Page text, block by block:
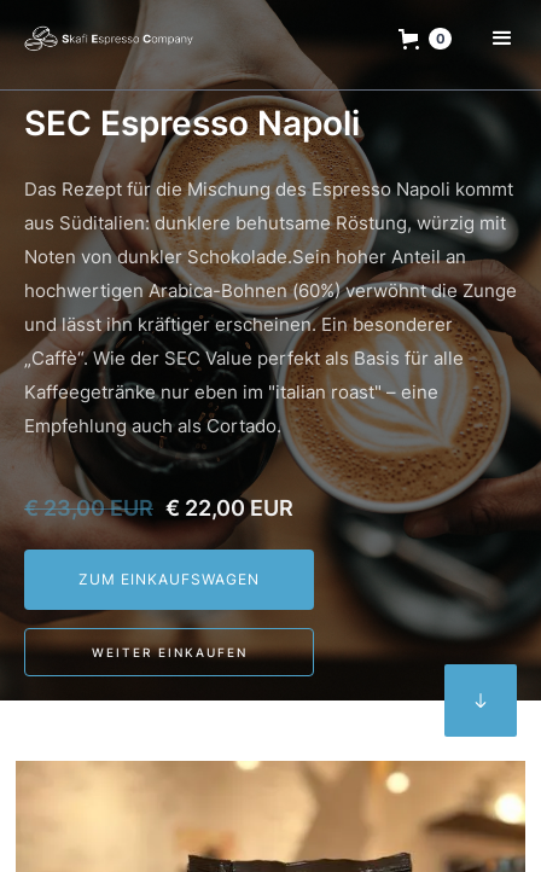
0
SEC Espresso Napoli
Das Rezept für die Mischung des Espresso Napoli kommt
aus Süditalien: dunklere behutsame Röstung, würzig mit
Noten von dunkler Schokolade.Sein hoher Anteil an
hochwertigen Arabica-Bohnen (60%) verwöhnt die Zunge
und lässt ihn kräftiger erscheinen. Ein besonderer
„Caffè“. Wie der SEC Value perfekt als Basis für alle
Kaffeegetränke nur eben im "italian roast" – eine
Empfehlung auch als Cortado.
€ 23,00 EUR € 22,00 EUR
WEITER EINKAUFEN